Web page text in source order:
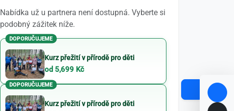
Nabídka už u partnera není dostupná. Vyberte si
podobný zážitek níže.
DOPORUČUJEME
Kurz přežití v přírodě pro děti
od 5,699 Kč
DOPORUČUJEME
Kurz přežití v přírodě pro děti